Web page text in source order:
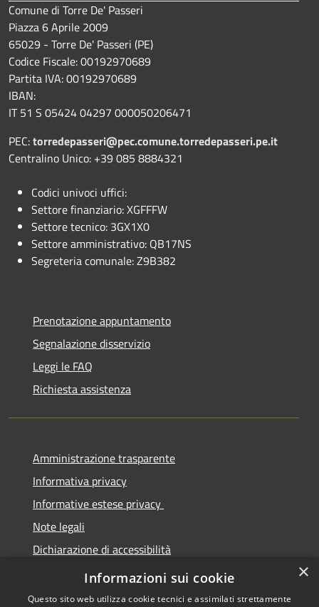
Comune di Torre De' Passeri
Piazza 6 Aprile 2009
65029 - Torre De' Passeri (PE)
Codice Fiscale: 00192970689
Partita IVA: 00192970689
IBAN:
IT 51 S 05424 04297 000050206471
PEC:torredepasseri@pec.comune.torredepasseri.pe.it
Centralino Unico: +39 085 8884321
Codici univoci uffici:
Settore finanziario: XGFFFW
Settore tecnico: 3GX1X0
Settore amministrativo: QB17NS
Segreteria comunale: Z9B382
Prenotazione appuntamento
Segnalazione disservizio
Leggi le FAQ
Richiesta assistenza
Amministrazione trasparente
Informativa privacy
Informative estese privacy
Note legali
Dichiarazione di accessibilità
Obbiettivi di Accessibilità
×
Informazioni sui cookie
Questo sito web utilizza cookie tecnici e assimilati strettamente